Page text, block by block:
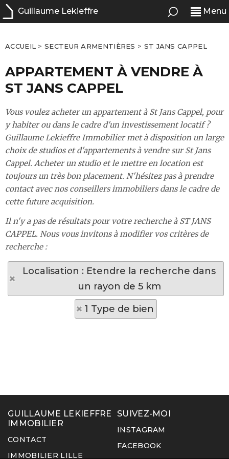
Guillaume Lekieffre Menu
ACCUEIL >SECTEUR ARMENTIÈRES > ST JANS CAPPEL
APPARTEMENT À VENDRE À
ST JANS CAPPEL
Vous voulez acheter un appartement à St Jans Cappel, pour
y habiter ou dans le cadre d'un investissement locatif ?
Guillaume Lekieffre Immobilier met à disposition un large
choix de studios et d'appartements à vendre sur St Jans
Cappel. Acheter un studio et le mettre en location est
toujours un très bon placement. N'hésitez pas à prendre
contact avec nos conseillers immobiliers dans le cadre de
cette future acquisition.
Il n'y a pas de résultats pour votre recherche à ST JANS
CAPPEL. Nous vous invitons à modifier vos critères de
recherche :
Localisation : Etendre la recherche dans
un rayon de 5 km
1 Type de bien
GUILLAUME LEKIEFFRE
IMMOBILIER
CONTACT
IMMOBILIER LILLE
SUIVEZ-MOI
INSTAGRAM
FACEBOOK